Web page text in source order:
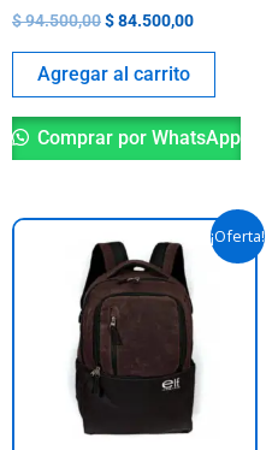
$94.500,00$84.500,00
Agregar al carrito
Comprar por WhatsApp
¡Oferta!
El
precio
original
era:
$ 76.900,00.
El
precio
actual
$ 54.900,00.